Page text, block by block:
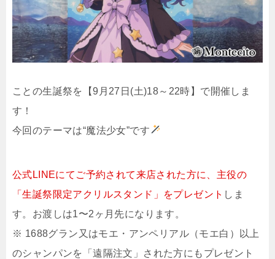
ことの生誕祭を【9月27日(土)18～22時】で開催しま
す！
今回のテーマは“魔法少女”です
公式LINEにてご予約されて来店された方に、主役の
「生誕祭限定アクリルスタンド」をプレゼント しま
す。お渡しは1〜2ヶ月先になります。
※ 1688グラン又はモエ・アンペリアル（モエ白）以上
のシャンパンを「遠隔注文」された方にもプレゼント